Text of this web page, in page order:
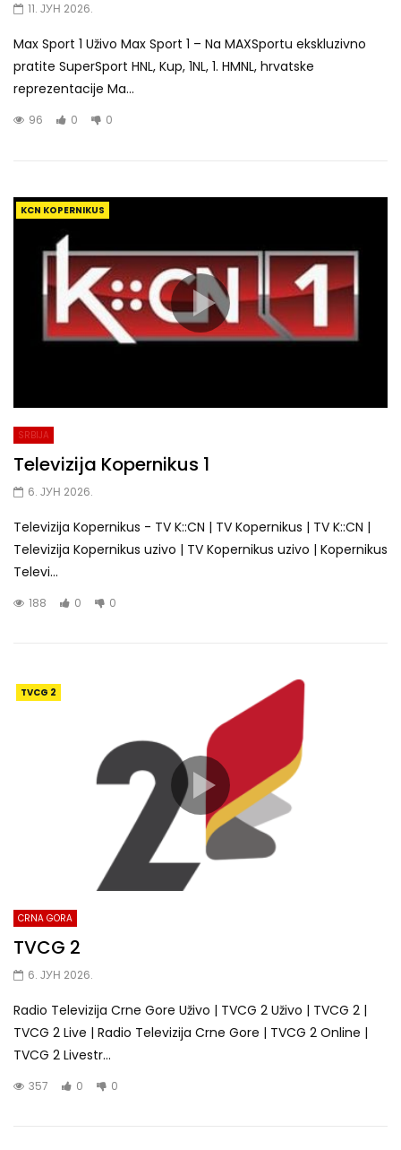
11. ЈУН 2026.
Max Sport 1 Uživo Max Sport 1 – Na MAXSportu ekskluzivno
pratite SuperSport HNL, Kup, 1NL, 1. HMNL, hrvatske
reprezentacije Ma...
96 0 0
KCN KOPERNIKUS
SRBIJA
Televizija Kopernikus 1
6. ЈУН 2026.
Televizija Kopernikus - TV K::CN | TV Kopernikus | TV K::CN |
Televizija Kopernikus uzivo | TV Kopernikus uzivo | Kopernikus
Televi...
188 0 0
TVCG 2
CRNA GORA
TVCG 2
6. ЈУН 2026.
Radio Televizija Crne Gore Uživo | TVCG 2 Uživo | TVCG 2 |
TVCG 2 Live | Radio Televizija Crne Gore | TVCG 2 Online |
TVCG 2 Livestr...
357 0 0